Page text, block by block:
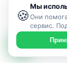
🍪
Мы
Они
сервис.